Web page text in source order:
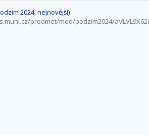
2024,nejnovější)
predmet/med/podzim2024/